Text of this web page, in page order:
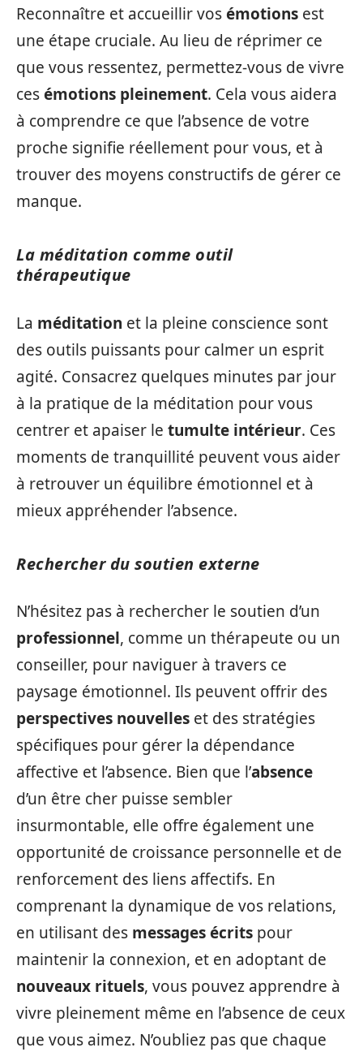
Reconnaître et accueillir vosémotions est
une étape cruciale. Au lieu de réprimer ce
que vous ressentez, permettez-vous de vivre
cesémotions pleinement. Cela vous aidera
à comprendre ce que l’absence de votre
proche signifie réellement pour vous, et à
trouver des moyens constructifs de gérer ce
manque.
La méditation comme outil
thérapeutique
La méditation et la pleine conscience sont
des outils puissants pour calmer un esprit
agité. Consacrez quelques minutes par jour
à la pratique de la méditation pour vous
centrer et apaiser le tumulte intérieur. Ces
moments de tranquillité peuvent vous aider
à retrouver un équilibre émotionnel et à
mieux appréhender l’absence.
Rechercher du soutien externe
N’hésitez pas à rechercher le soutien d’un
professionnel, comme un thérapeute ou un
conseiller, pour naviguer à travers ce
paysage émotionnel. Ils peuvent offrir des
perspectives nouvelles et des stratégies
spécifiques pour gérer la dépendance
affective et l’absence. Bien que l’absence
d’un être cher puisse sembler
insurmontable, elle offre également une
opportunité de croissance personnelle et de
renforcement des liens affectifs. En
comprenant la dynamique de vos relations,
en utilisant des messages écrits pour
maintenir la connexion, et en adoptant de
nouveaux rituels, vous pouvez apprendre à
vivre pleinement même en l’absence de ceux
que vous aimez. N’oubliez pas que chaque